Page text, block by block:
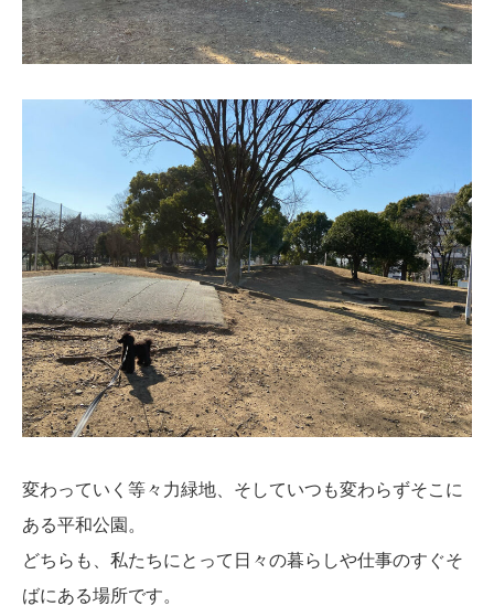
変わっていく等々力緑地、そしていつも変わらずそこに
ある平和公園。
どちらも、私たちにとって日々の暮らしや仕事のすぐそ
ばにある場所です。